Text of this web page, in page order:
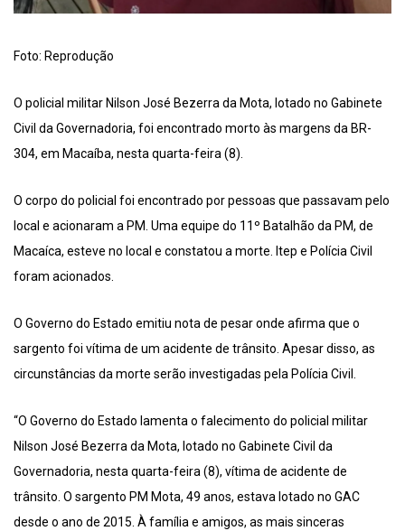
Foto: Reprodução
O policial militar Nilson José Bezerra da Mota, lotado no Gabinete
Civil da Governadoria, foi encontrado morto às margens da BR-
304, em Macaíba, nesta quarta-feira (8).
O corpo do policial foi encontrado por pessoas que passavam pelo
local e acionaram a PM. Uma equipe do 11º Batalhão da PM, de
Macaíca, esteve no local e constatou a morte. Itep e Polícia Civil
foram acionados.
O Governo do Estado emitiu nota de pesar onde afirma que o
sargento foi vítima de um acidente de trânsito. Apesar disso, as
circunstâncias da morte serão investigadas pela Polícia Civil.
“O Governo do Estado lamenta o falecimento do policial militar
Nilson José Bezerra da Mota, lotado no Gabinete Civil da
Governadoria, nesta quarta-feira (8), vítima de acidente de
trânsito. O sargento PM Mota, 49 anos, estava lotado no GAC
desde o ano de 2015. À família e amigos, as mais sinceras